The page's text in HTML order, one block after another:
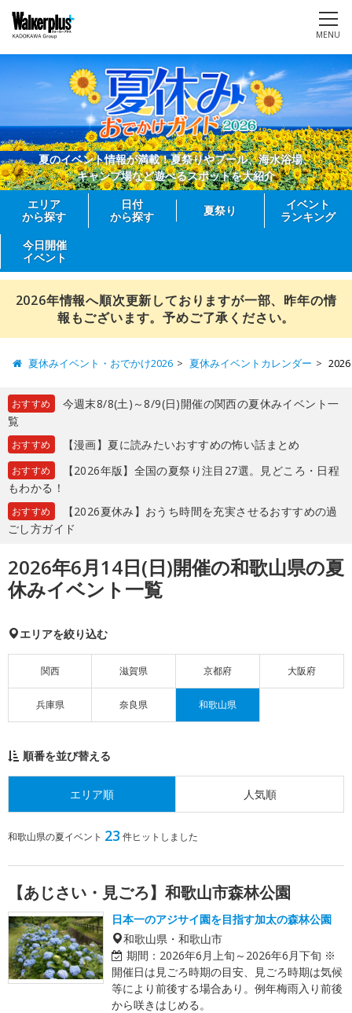
MENU
夏のイベント情報が満載！夏祭りやプール、海水浴場、
キャンプ場など遊べるスポットを大紹介
エリア
から探す
日付
から探す
夏祭り
イベント
ランキング
今日開催
イベント
2026年情報へ順次更新しておりますが一部、昨年の情
報もございます。予めご了承ください。
夏休みイベント・おでかけ2026 夏休みイベントカレンダー
おすすめ
今週末8/8(土)～8/9(日)開催の関西の夏休みイベント一
覧
おすすめ 【漫画】夏に読みたいおすすめの怖い話まとめ
おすすめ
【2026年版】全国の夏祭り注目27選。見どころ・日程
もわかる！
おすすめ
【2026夏休み】おうち時間を充実させるおすすめの過
ごし方ガイド
2026年6月14日(日)開催の和歌山県の夏
休みイベント一覧
エリアを絞り込む
関西 滋賀県 京都府 大阪府
兵庫県 奈良県 和歌山県
順番を並び替える
エリア順 人気順
和歌山県の夏イベント 23 件ヒットしました
【あじさい・見ごろ】和歌山市森林公園
日本一のアジサイ園を目指す加太の森林公園
和歌山県・和歌山市
期間： 2026年6月上旬～2026年6月下旬 ※
開催日は見ごろ時期の目安、見ごろ時期は気候
等により前後する場合あり。例年梅雨入り前後
から咲きはじめる。